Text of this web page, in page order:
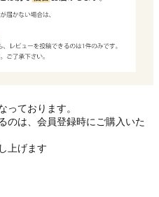
ております。
のは、会員登録時にご購入いた
上げます